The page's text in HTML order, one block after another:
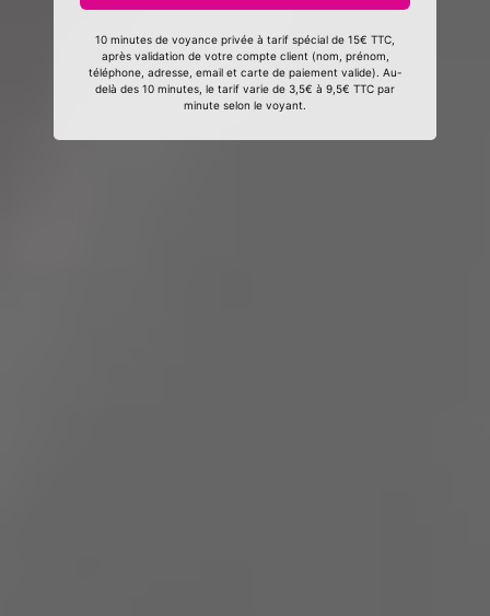
10 minutes de voyance privée à tarif spécial de 15€ TTC,
après validation de votre compte client (nom, prénom,
téléphone, adresse, email et carte de paiement valide). Au-
delà des 10 minutes, le tarif varie de 3,5€ à 9,5€ TTC par
minute selon le voyant.